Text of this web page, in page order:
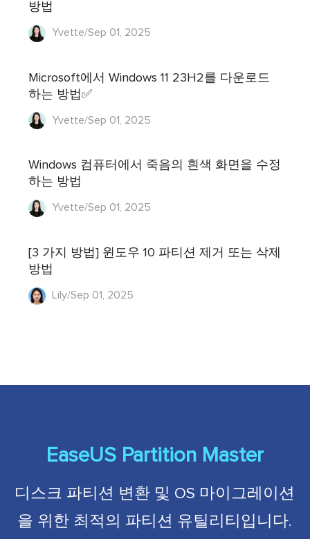
방법
Yvette/Sep 01, 2025
Microsoft에서 Windows 11 23H2를 다운로드
하는 방법✅
Yvette/Sep 01, 2025
Windows 컴퓨터에서 죽음의 흰색 화면을 수정
하는 방법
Yvette/Sep 01, 2025
[3 가지 방법] 윈도우 10 파티션 제거 또는 삭제
방법
Lily/Sep 01, 2025
EaseUS Partition Master
디스크 파티션 변환 및 OS 마이그레이션
을 위한 최적의 파티션 유틸리티입니다.